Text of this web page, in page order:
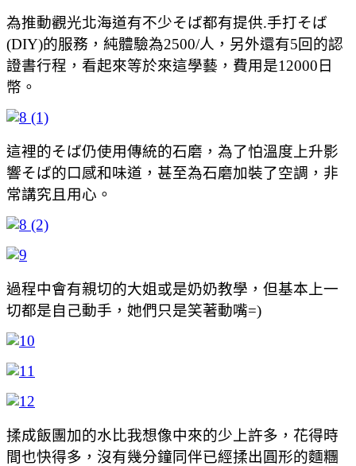
為推動觀光北海道有不少そば都有提供.手打そば
(DIY)的服務，純體驗為2500/人，另外還有5回的認
證書行程，看起來等於來這學藝，費用是12000日
幣。
這裡的そば仍使用傳統的石磨，為了怕溫度上升影
響そば的口感和味道，甚至為石磨加裝了空調，非
常講究且用心。
過程中會有親切的大姐或是奶奶教學，但基本上一
切都是自己動手，她們只是笑著動嘴=)
揉成飯團加的水比我想像中來的少上許多，花得時
間也快得多，沒有幾分鐘同伴已經揉出圓形的麵糰